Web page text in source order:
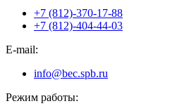
+7 (812)-370-17-88
+7 (812)-404-44-03
E-mail:
info@bec.spb.ru
Режим работы: